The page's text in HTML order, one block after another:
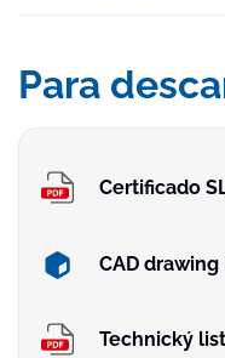
Para
Certificado
CAD drawing
Technický